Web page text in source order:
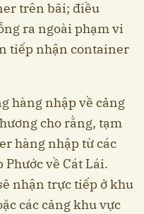
trên bãi; điều
ra ngoài phạm vi
tiếp nhận container
hàng nhập về cảng
cho rằng, tạm
hàng nhập từ các
về Cát Lái.
nhận trực tiếp ở khu
các cảng khu vực